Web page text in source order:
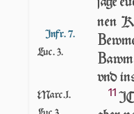
Infr. 7.
Luc. 3.
nen
B
B
vnd
Marc.1.
11